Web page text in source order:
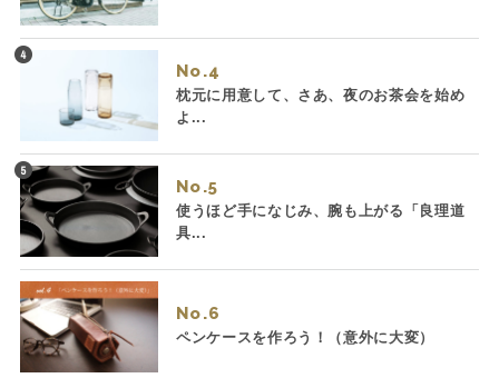
No.
枕元に用意して、さあ、夜のお茶会を始め
よ...
No.
使うほど手になじみ、腕も上がる「良理道
具...
No.
ペンケースを作ろう！（意外に大変）